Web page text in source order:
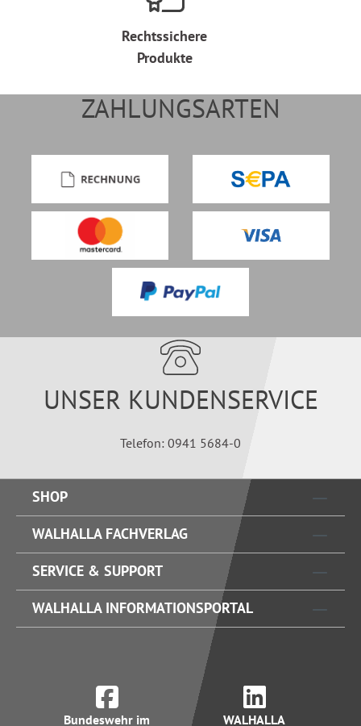
Rechtssichere
Produkte
ZAHLUNGSARTEN
UNSER KUNDENSERVICE
Telefon: 0941 5684-0
SHOP
WALHALLA FACHVERLAG
SERVICE & SUPPORT
WALHALLA INFORMATIONSPORTAL
Bundeswehr im WALHALLA